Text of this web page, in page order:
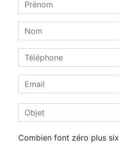
Combien font zéro plus six